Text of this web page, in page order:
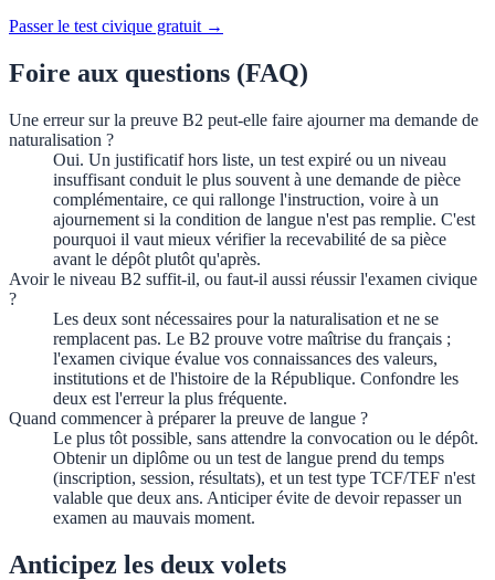
Passer le test civique gratuit →
Foire aux questions (FAQ)
Une erreur sur la preuve B2 peut-elle faire ajourner ma demande de
naturalisation ?
Oui. Un justificatif hors liste, un test expiré ou un niveau
insuffisant conduit le plus souvent à une demande de pièce
complémentaire, ce qui rallonge l'instruction, voire à un
ajournement si la condition de langue n'est pas remplie. C'est
pourquoi il vaut mieux vérifier la recevabilité de sa pièce
avant le dépôt plutôt qu'après.
Avoir le niveau B2 suffit-il, ou faut-il aussi réussir l'examen civique
?
Les deux sont nécessaires pour la naturalisation et ne se
remplacent pas. Le B2 prouve votre maîtrise du français ;
l'examen civique évalue vos connaissances des valeurs,
institutions et de l'histoire de la République. Confondre les
deux est l'erreur la plus fréquente.
Quand commencer à préparer la preuve de langue ?
Le plus tôt possible, sans attendre la convocation ou le dépôt.
Obtenir un diplôme ou un test de langue prend du temps
(inscription, session, résultats), et un test type TCF/TEF n'est
valable que deux ans. Anticiper évite de devoir repasser un
examen au mauvais moment.
Anticipez les deux volets